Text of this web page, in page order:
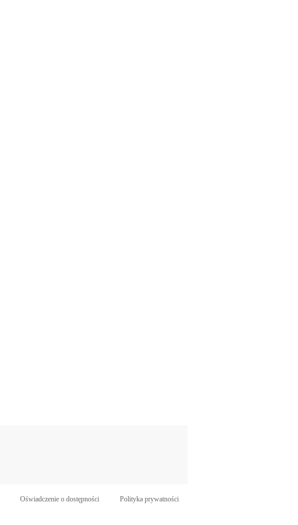
Oświadczenie o dostępności Polityka prywatności